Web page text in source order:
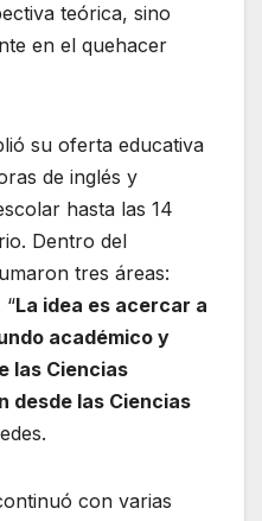
teórica, sino
en el quehacer
su oferta educativa
de inglés y
hasta las 14
Dentro del
tres áreas:
“La idea es acercar a
académico y
las Ciencias
desde las Ciencias
con varias